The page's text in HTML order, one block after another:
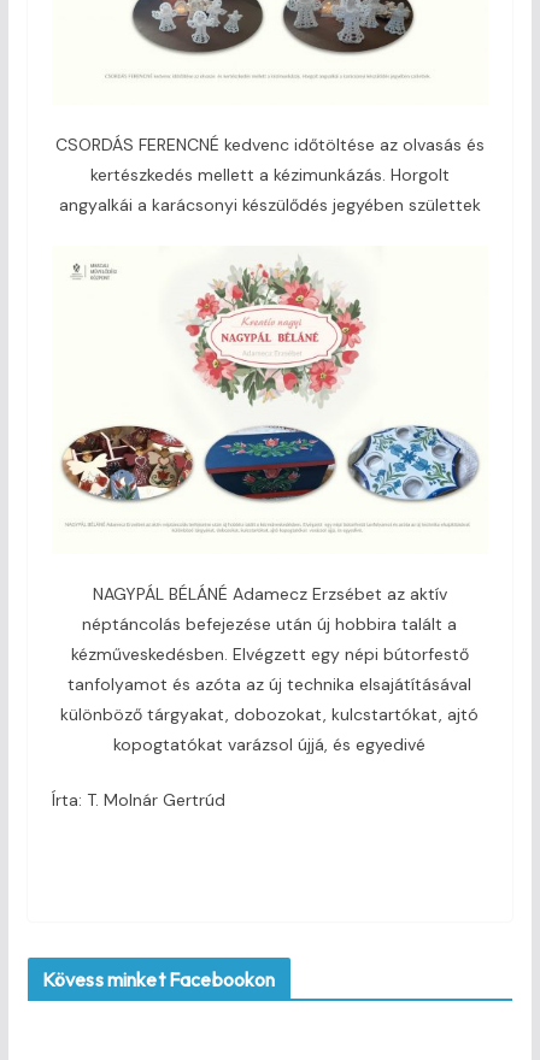
CSORDÁS FERENCNÉ kedvenc időtöltése az olvasás és
kertészkedés mellett a kézimunkázás. Horgolt
angyalkái a karácsonyi készülődés jegyében születtek
NAGYPÁL BÉLÁNÉ Adamecz Erzsébet az aktív
néptáncolás befejezése után új hobbira talált a
kézműveskedésben. Elvégzett egy népi bútorfestő
tanfolyamot és azóta az új technika elsajátításával
különböző tárgyakat, dobozokat, kulcstartókat, ajtó
kopogtatókat varázsol újjá, és egyedivé
Írta: T. Molnár Gertrúd
Kövess minket Facebookon